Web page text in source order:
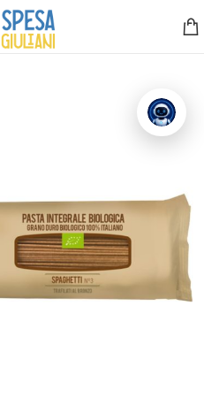
qui e ti richiamiamo noi